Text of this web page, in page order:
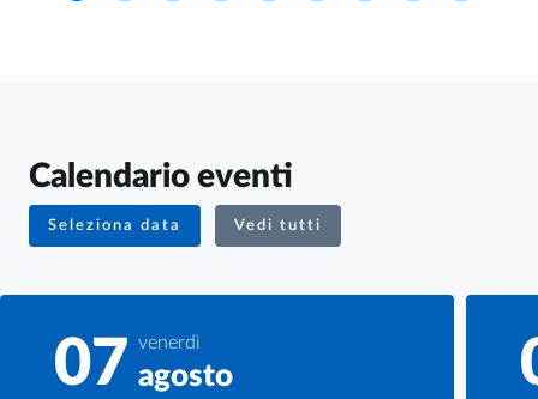
Calendario eventi
Seleziona data Vedi tutti
venerdì
07 agosto